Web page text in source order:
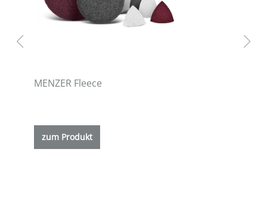
MENZER Fleece
zum Produkt